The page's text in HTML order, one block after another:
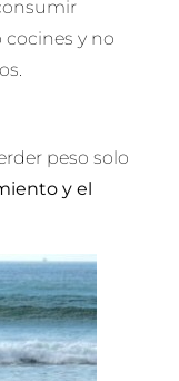
y no
peso solo
y el